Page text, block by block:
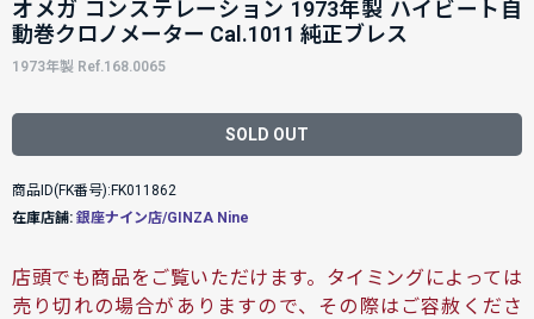
オメガ コンステレーション 1973年製 ハイビート自
動巻クロノメーター Cal.1011 純正ブレス
1973年製 Ref.168.0065
SOLD OUT
商品ID(FK番号):FK011862
在庫店舗: 銀座ナイン店/GINZA Nine
店頭でも商品をご覧いただけます。タイミングによっては
売り切れの場合がありますので、その際はご容赦くださ